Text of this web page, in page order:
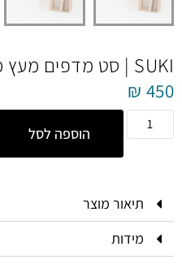
SUKI | סט מדפים מעץ מלא
₪ 450
הוספה לסל
תיאור מוצר
מידות